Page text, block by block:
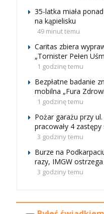
35-latka miała
na kąpielisku
49 minut temu
Caritas zbiera
„Tornister Pełen
1 godzinę temu
Bezpłatne badanie
mobilna „Fura
1 godzinę temu
Pożar garażu przy
pracowały 4 zastępy
3 godziny temu
Burze na
razy, IMGW ostrzega
3 godziny temu